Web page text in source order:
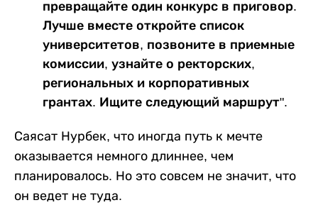
превращайте один конкурс в приговор.
Лучше вместе откройте список
университетов, позвоните в приемные
комиссии, узнайте о ректорских,
региональных и корпоративных
грантах. Ищите следующий маршрут".
Саясат Нурбек, что иногда путь к мечте
оказывается немного длиннее, чем
планировалось. Но это совсем не значит, что
он ведет не туда.